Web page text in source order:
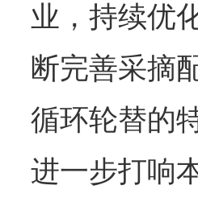
业，持续优
断完善采摘
循环轮替的
进一步打响